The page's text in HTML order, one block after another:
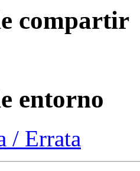
compartir
entorno
/ Errata